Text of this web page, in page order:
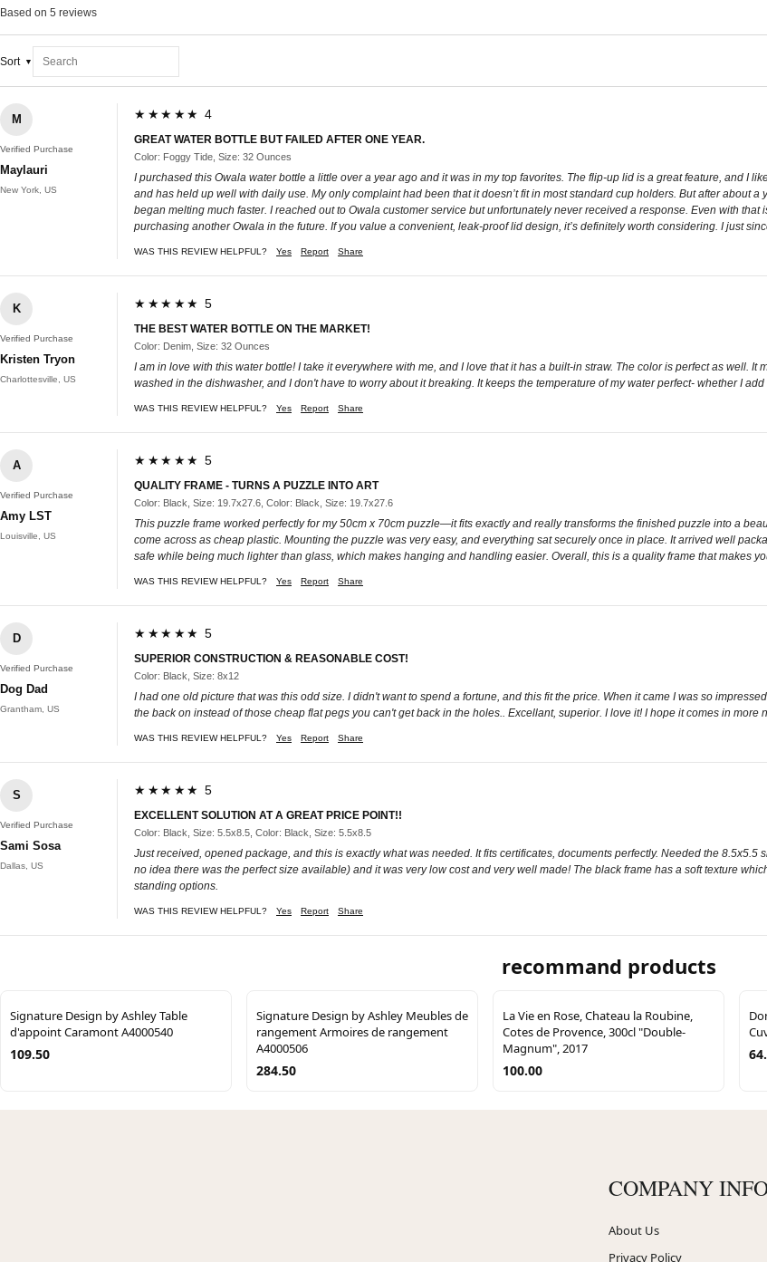
Based on 5 reviews
Sort
M
Verified Purchase
Maylauri
New York, US
★★★★★ 4
GREAT WATER BOTTLE BUT FAILED AFTER ONE YEAR.
Color: Foggy Tide, Size: 32 Ounces
I purchased this Owala water bottle a little over a year ago and it was in my top favorites. The flip-up lid is a great feature, and I
and has held up well with daily use. My only complaint had been that it doesn’t fit in most standard cup holders. But after about
began melting much faster. I reached out to Owala customer service but unfortunately never received a response. Even with
purchasing another Owala in the future. If you value a convenient, leak-proof lid design, it’s definitely worth considering. I just
WAS THIS REVIEW HELPFUL? Yes Report Share
K
Verified Purchase
Kristen Tryon
Charlottesville, US
★★★★★ 5
THE BEST WATER BOTTLE ON THE MARKET!
Color: Denim, Size: 32 Ounces
I am in love with this water bottle! I take it everywhere with me, and I love that it has a built-in straw. The color is perfect as well.
washed in the dishwasher, and I don't have to worry about it breaking. It keeps the temperature of my water perfect- whether I
WAS THIS REVIEW HELPFUL? Yes Report Share
A
Verified Purchase
Amy LST
Louisville, US
★★★★★ 5
QUALITY FRAME - TURNS A PUZZLE INTO ART
Color: Black, Size: 19.7x27.6, Color: Black, Size: 19.7x27.6
This puzzle frame worked perfectly for my 50cm x 70cm puzzle—it fits exactly and really transforms the finished puzzle into a
come across as cheap plastic. Mounting the puzzle was very easy, and everything sat securely once in place. It arrived well
safe while being much lighter than glass, which makes hanging and handling easier. Overall, this is a quality frame that makes
WAS THIS REVIEW HELPFUL? Yes Report Share
D
Verified Purchase
Dog Dad
Grantham, US
★★★★★ 5
SUPERIOR CONSTRUCTION & REASONABLE COST!
Color: Black, Size: 8x12
I had one old picture that was this odd size. I didn't want to spend a fortune, and this fit the price. When it came I was so
the back on instead of those cheap flat pegs you can't get back in the holes.. Excellant, superior. I love it! I hope it comes in
WAS THIS REVIEW HELPFUL? Yes Report Share
S
Verified Purchase
Sami Sosa
Dallas, US
★★★★★ 5
EXCELLENT SOLUTION AT A GREAT PRICE POINT!!
Color: Black, Size: 5.5x8.5, Color: Black, Size: 5.5x8.5
Just received, opened package, and this is exactly what was needed. It fits certificates, documents perfectly. Needed the
no idea there was the perfect size available) and it was very low cost and very well made! The black frame has a soft texture
standing options.
WAS THIS REVIEW HELPFUL? Yes Report Share
recommand products
Signature Design by Ashley Table
d'appoint Caramont A4000540
109.50
Signature Design by Ashley Meubles de
rangement Armoires de rangement
A4000506
284.50
La Vie en Rose, Chateau la Roubine,
Cotes de Provence, 300cl "Double-
Magnum", 2017
100.00
COMPANY
About Us
Privacy Policy